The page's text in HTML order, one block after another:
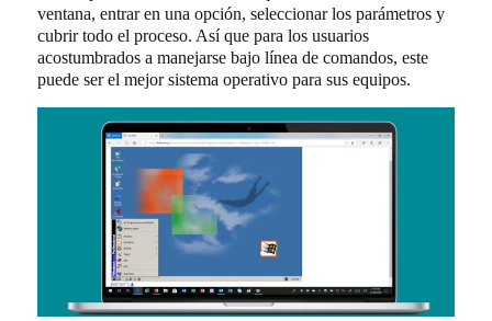
ventana, entrar en una opción, seleccionar los parámetros y
cubrir todo el proceso. Así que para los usuarios
acostumbrados a manejarse bajo línea de comandos, este
puede ser el mejor sistema operativo para sus equipos.